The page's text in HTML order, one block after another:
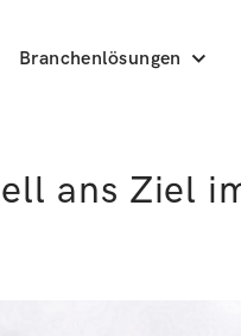
Branchenlösungen
ans Ziel